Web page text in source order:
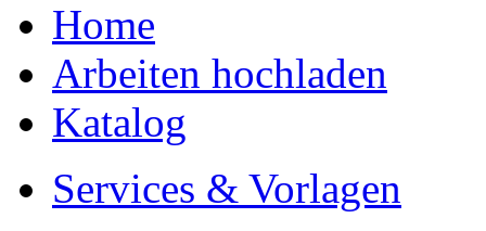
Home
Arbeiten hochladen
Katalog
Services & Vorlagen